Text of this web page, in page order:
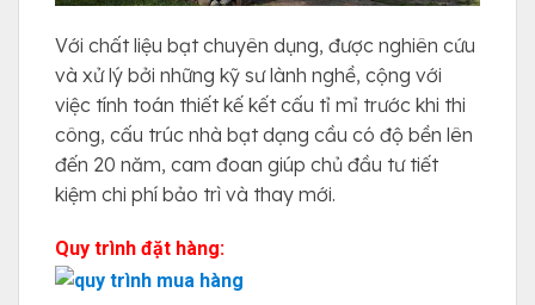
Với chất liệu bạt chuyên dụng, được nghiên cứu
và xử lý bởi những kỹ sư lành nghề, cộng với
việc tính toán thiết kế kết cấu tỉ mỉ trước khi thi
công, cấu trúc nhà bạt dạng cầu có độ bền lên
đến 20 năm, cam đoan giúp chủ đầu tư tiết
kiệm chi phí bảo trì và thay mới.
Quy trình đặt hàng: